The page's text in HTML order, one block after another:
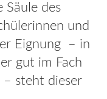
Säule des
und
Eignung – in
gut im Fach
steht dieser